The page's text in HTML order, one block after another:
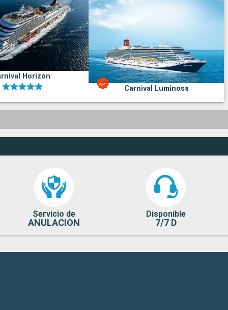
Horizon
Carnival Luminosa
Servicio de
ANULACION
Disponible
7/7 D